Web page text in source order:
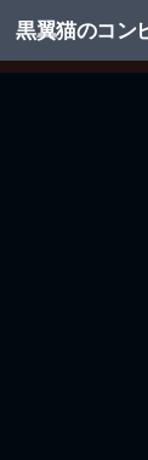
コンテンツへ
黒翼猫のコン